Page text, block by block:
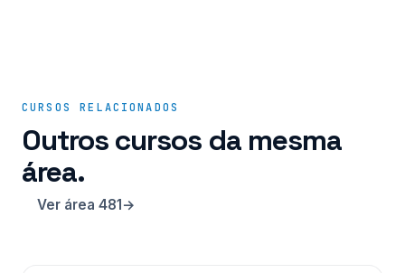
CURSOS RELACIONADOS
Outros cursos da mesma
área.
Ver área 481